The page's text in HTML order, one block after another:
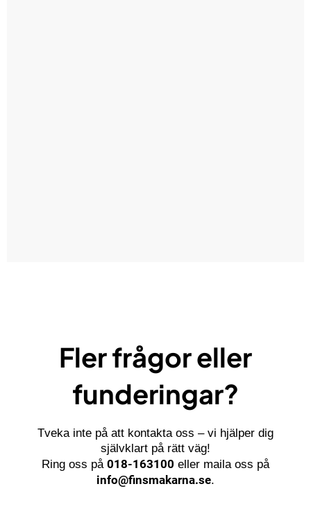
Fler frågor eller
funderingar?
Tveka inte på att kontakta oss – vi hjälper dig
självklart på rätt väg!
Ring oss på 018-163100 eller maila oss på
info@finsmakarna.se.